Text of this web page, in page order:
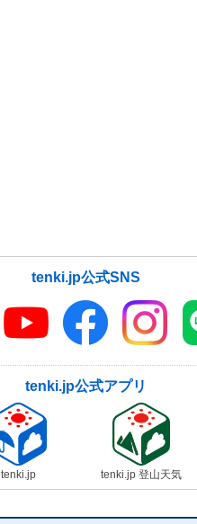
tenki.jp公式SNS
tenki.jp公式アプリ
tenki.jp tenki.jp 登山天気